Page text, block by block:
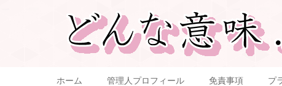
ホーム 管理人プロフィール 免責事項 プ